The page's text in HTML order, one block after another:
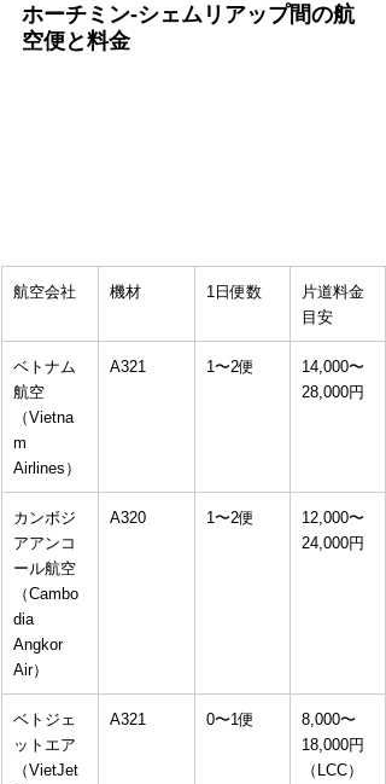
ホーチミン-シェムリアップ間の航
空便と料金
航空会社 機材 1日便数
片道料金
目安
ベトナム
航空
（Vietna
m
Airlines）
A321 1〜2便
14,000〜
28,000円
カンボジ
アアンコ
ール航空
（Cambo
dia
Angkor
Air）
A320 1〜2便
12,000〜
24,000円
ベトジェ
ットエア
（VietJet
A321 0〜1便
8,000〜
18,000円
（LCC）